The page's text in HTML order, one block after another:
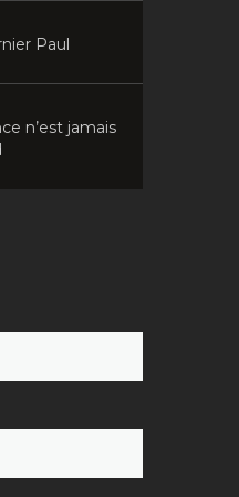
Paul
n’est jamais